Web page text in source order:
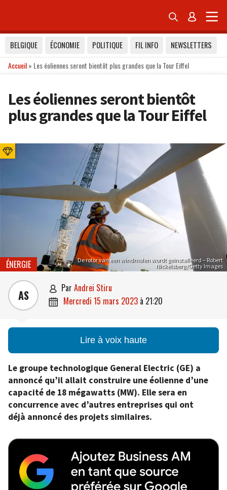
 
BELGIQUE ÉCONOMIE POLITIQUE FIL INFO
NEWSLETTERS
Accueil» Les éoliennes seront bientôt plus grandes que la Tour Eiffel
Les éoliennes seront bientôt
plus grandes que la Tour Eiffel
De rotor van een windmolen wordt geïnstalleerd – Robert
Nickelsberg/Getty Images
ÉNERGIE
AS  par Andrei Stiru
 mercredi 15 mars 2023 à 21:20
Lire à voix haute
Le groupe technologique General Electric (GE) a
annoncé qu’il allait construire une éolienne d’une
capacité de 18 mégawatts (MW). Elle sera en
concurrence avec d’autres entreprises qui ont
déjà annoncé des projets similaires.